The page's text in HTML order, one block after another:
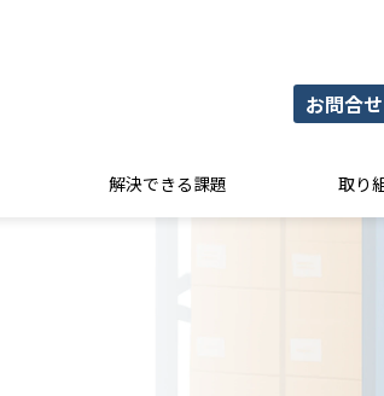
お問合
解決できる課題 取り